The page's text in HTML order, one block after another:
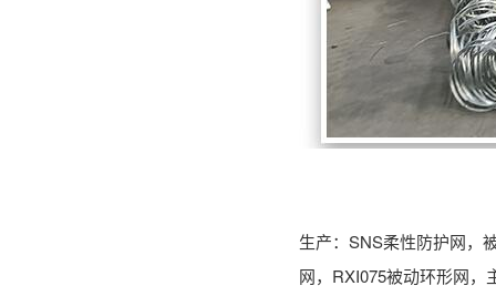
生产： SNS柔性防护网，
网， RXI075被动环形网，